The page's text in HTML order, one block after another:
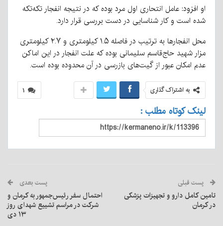
او افزود: عامل انتحاری اول مرد بوده که در نتیجه انفجار تکه‌تکه
شده است و کار شناسایی در دست بررسی قرار دارد.
محل انفجارها به ترتیب در فاصله ۱.۵ کیلومتری و ۲.۷ کیلومتری
مزار شهید حاج‌قاسم سلیمانی بوده که علت انفجار در این اماکن
عدم امکان عبور از گیت‌های بازرسی در آن محدوده بوده است.
۱ به اشتراک گذاری
لینک کوتاه مطلب :
پست قبلی
تامین کامل دارو و تجهیزات پزشکی
در کرمان
پست بعدی
احتمال سفر رئیس‌جمهور به کرمان و
شرکت در مراسم تشییع شهدای روز
۱۳ دی